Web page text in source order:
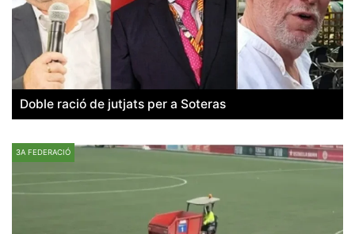
Doble ració de jutjats per a Soteras
3A FEDERACIÓ